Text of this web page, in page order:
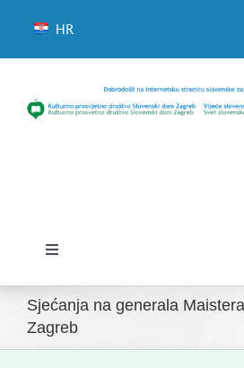
HR
Toggle
Početna
Novosti
Sjećanja na generala
Zagreb